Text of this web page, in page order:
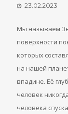
23.02.2023
Мы называем
поверхности
которых
на нашей
впадине. Её
человек
человека